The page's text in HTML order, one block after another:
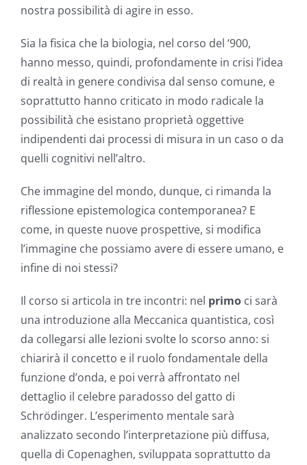
nostra possibilità di agire in esso.
Sia la fisica che la biologia, nel corso del ‘900,
hanno messo, quindi, profondamente in crisi l’idea
di realtà in genere condivisa dal senso comune, e
soprattutto hanno criticato in modo radicale la
possibilità che esistano proprietà oggettive
indipendenti dai processi di misura in un caso o da
quelli cognitivi nell’altro.
Che immagine del mondo, dunque, ci rimanda la
riflessione epistemologica contemporanea? E
come, in queste nuove prospettive, si modifica
l’immagine che possiamo avere di essere umano, e
infine di noi stessi?
Il corso si articola in tre incontri: nel primo ci sarà
una introduzione alla Meccanica quantistica, così
da collegarsi alle lezioni svolte lo scorso anno: si
chiarirà il concetto e il ruolo fondamentale della
funzione d’onda, e poi verrà affrontato nel
dettaglio il celebre paradosso del gatto di
Schrödinger. L’esperimento mentale sarà
analizzato secondo l’interpretazione più diffusa,
quella di Copenaghen, sviluppata soprattutto da